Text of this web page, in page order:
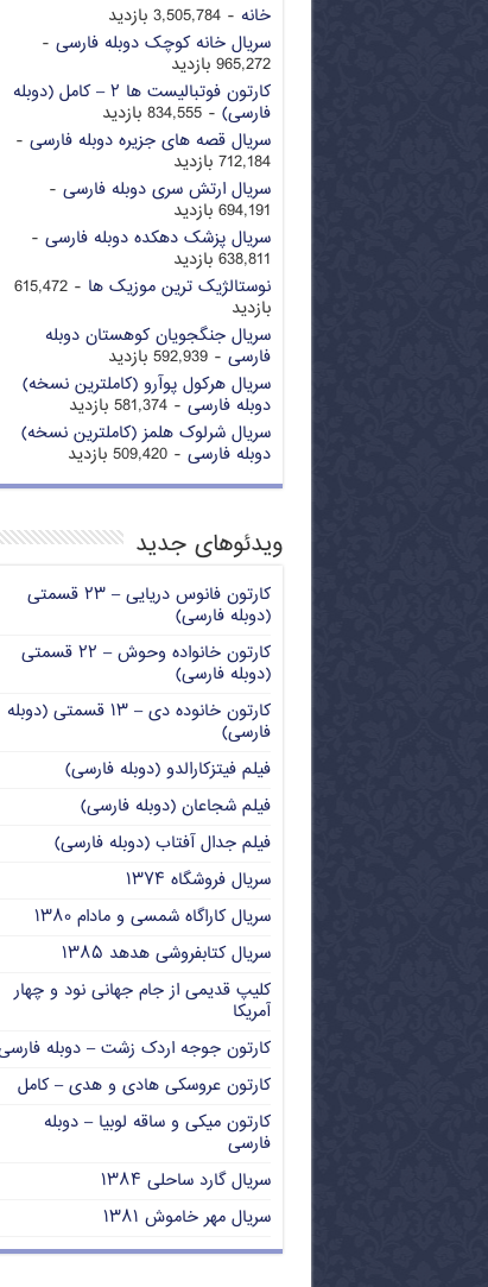
خانه - 3,505,784 بازدید
سریال خانه کوچک دوبله فارسی -
965,272 بازدید
کارتون فوتبالیست ها ۲ – کامل (دوبله
فارسی) - 834,555 بازدید
سریال قصه های جزیره دوبله فارسی -
712,184 بازدید
سریال ارتش سری دوبله فارسی -
694,191 بازدید
سریال پزشک دهکده دوبله فارسی -
638,811 بازدید
نوستالژیک ترین موزیک ها
- 615,472
بازدید
سریال جنگجویان کوهستان دوبله
فارسی - 592,939 بازدید
سریال هرکول پوآرو (کاملترین نسخه)
دوبله فارسی - 581,374 بازدید
سریال شرلوک هلمز (کاملترین نسخه)
دوبله فارسی - 509,420 بازدید
ویدئوهای جدید
کارتون فانوس دریایی – ۲۳ قسمتی
(دوبله فارسی)
کارتون خانواده وحوش – ۲۲ قسمتی
(دوبله فارسی)
کارتون خانوده دی – ۱۳ قسمتی (دوبله
فارسی)
فیلم فیتزکارالدو (دوبله فارسی)
فیلم شجاعان (دوبله فارسی)
فیلم جدال آفتاب (دوبله فارسی)
سریال فروشگاه ۱۳۷۴
سریال کاراگاه شمسی و مادام ۱۳۸۰
سریال کتابفروشی هدهد ۱۳۸۵
کلیپ قدیمی از جام جهانی نود و چهار
آمریکا
کارتون جوجه اردک زشت – دوبله
کارتون عروسکی هادی و هدی – کامل
کارتون میکی و ساقه لوبیا – دوبله
فارسی
سریال گارد ساحلی ۱۳۸۴
سریال مهر خاموش ۱۳۸۱